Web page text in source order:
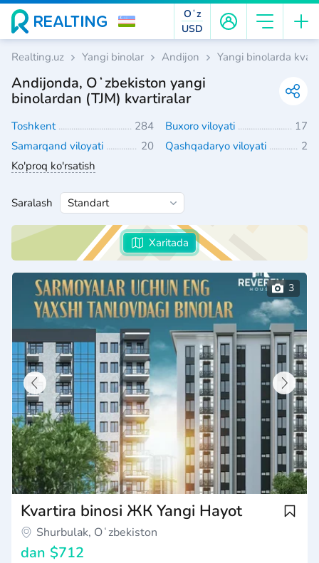
Oʻz
USD
Realting.uz Yangi binolar Andijon Yangi binolarda
Andijonda, Oʻzbekiston yangi
binolardan (TJM) kvartiralar
Toshkent 284 Buxoro viloyati
17
Samarqand viloyati
20 Qashqadaryo viloyati
2
Ko'proq ko'rsatish
Saralash
Xaritada
Kvartira binosi ЖК Yangi Hayot
Shurbulak, Oʻzbekiston
dan $712